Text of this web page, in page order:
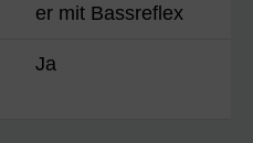
er mit Bassreflex
Ja